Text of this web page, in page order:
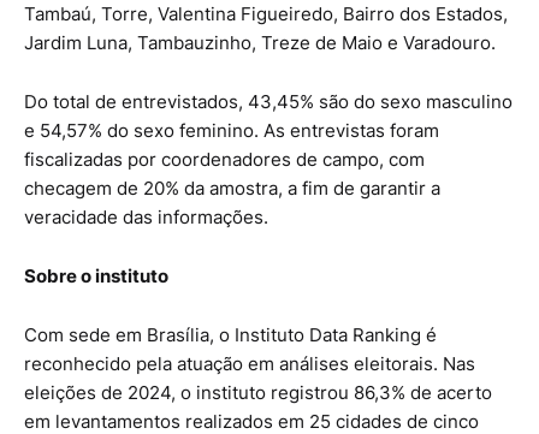
Tambaú, Torre, Valentina Figueiredo, Bairro dos Estados,
Jardim Luna, Tambauzinho, Treze de Maio e Varadouro.
Do total de entrevistados, 43,45% são do sexo masculino
e 54,57% do sexo feminino. As entrevistas foram
fiscalizadas por coordenadores de campo, com
checagem de 20% da amostra, a fim de garantir a
veracidade das informações.
Sobre o instituto
Com sede em Brasília, o Instituto Data Ranking é
reconhecido pela atuação em análises eleitorais. Nas
eleições de 2024, o instituto registrou 86,3% de acerto
em levantamentos realizados em 25 cidades de cinco